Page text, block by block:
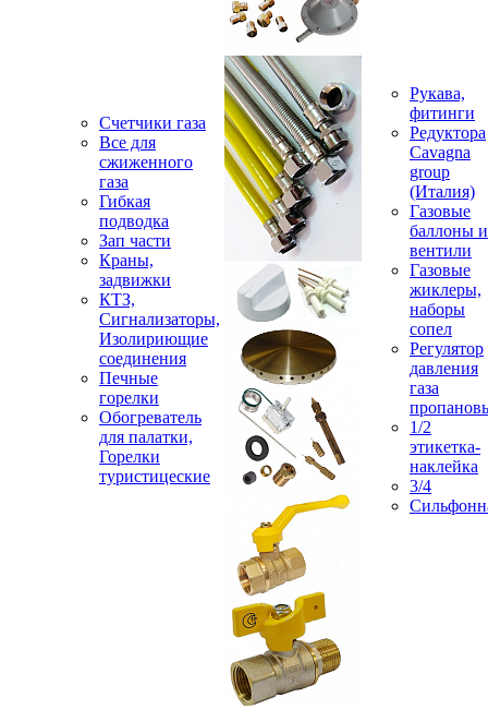
Счетчики газа
Все для
сжиженного
газа
Гибкая
подводка
Зап части
Краны,
задвижки
КТЗ,
Сигнализаторы,
Изолириющие
соединения
Печные
горелки
Обогреватель
для палатки,
Горелки
туристицеские
Рукава,
фитинги
Редуктора
Cavagna
group
(Италия)
Газовые
баллоны и
вентили
Газовые
жиклеры,
наборы
сопел
Регулятор
давления
газа
1/2
этикетка-
наклейка
3/4